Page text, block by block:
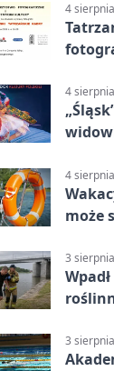
4
4
4
może
3
3